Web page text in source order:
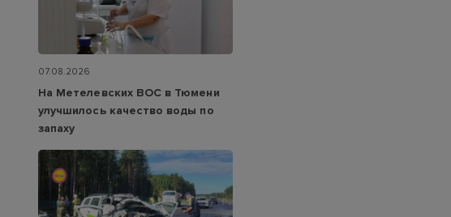
07.08.2026
На Метелевских ВОС в Тюмени
улучшилось качество воды по
запаху